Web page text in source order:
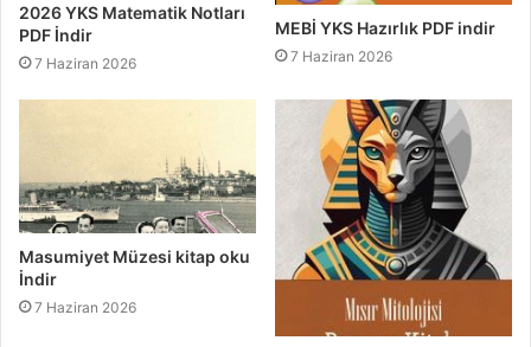
2026 YKS Matematik Notları
PDF İndir
7 Haziran 2026
MEBİ YKS Hazırlık PDF indir
7 Haziran 2026
Masumiyet Müzesi kitap oku
İndir
7 Haziran 2026